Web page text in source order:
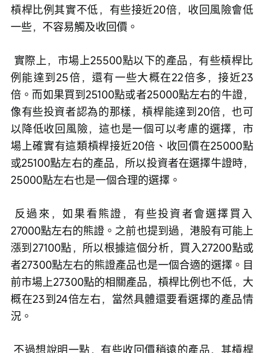
槓桿比例其實不低，有些接近20倍，收回風險會低
一些，不容易觸及收回價。
例能達到25倍，還有一些大概在22倍多，接近23
倍。而如果買到25100點或者25000點左右的牛證，
像有些投資者認為的那樣，槓桿能達到20倍，也可
以降低收回風險，這也是一個可以考慮的選擇，市
場上確實有這類槓桿接近20倍、收回價在25000點
或25100點左右的產品，所以投資者在選擇牛證時，
25000點左右也是一個合理的選擇。
27000點左右的熊證。之前也提到過，港股有可能上
漲到27100點，所以根據這個分析，買入27200點或
者27300點左右的熊證產品也是一個合適的選擇。目
前市場上27300點的相關產品，槓桿比例也不低，大
概在23到24倍左右，當然具體還要看選擇的產品情
況。